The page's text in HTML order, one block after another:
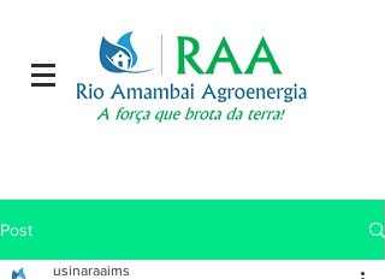
Post
usinaraaims